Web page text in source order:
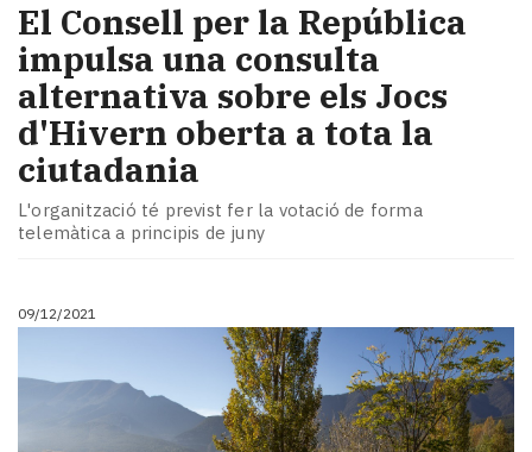
El Consell per la República
impulsa una consulta
alternativa sobre els Jocs
d'Hivern oberta a tota la
ciutadania
L'organització té previst fer la votació de forma
telemàtica a principis de juny
09/12/2021